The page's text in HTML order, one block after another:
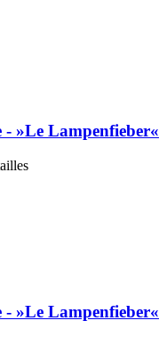
- »Le Lampenfieber«
- »Le Lampenfieber«